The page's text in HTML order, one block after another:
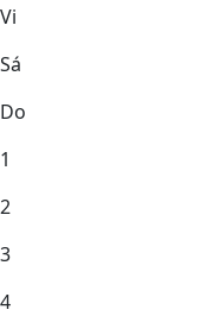
Vi
Sá
Do
1
2
3
4